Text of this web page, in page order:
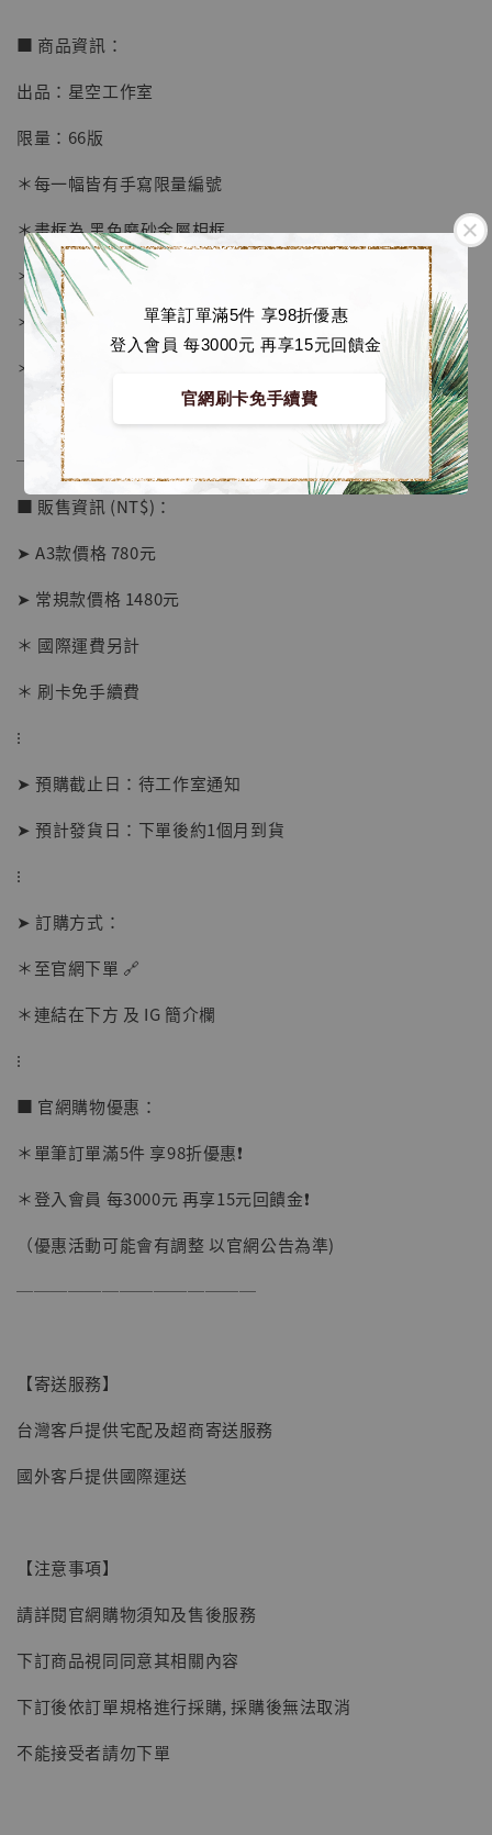
單筆訂單滿5件 享98折優惠
登入會員 每3000元 再享15元回饋金
官網刷卡免手續費
【店內現貨】海賊王 系列蒐藏雕像 布魯克達
【現貨】BJSTUDIO 1/6系列可動蒐藏人偶 讓
NT$ 4,980
NT$ 5,300
■ 商品資訊：
出品：星空工作室
限量：66版
＊每一幅皆有手寫限量編號
＊畫框為 黑色磨砂金屬相框
＊愛普生原裝墨水微噴
＊表面配有防塵透明有機玻璃
＊背面爲黑色防潮背板
──────────────
■ 販售資訊 (NT$)：
➤ A3款價格 780元
➤ 常規款價格 1480元
＊ 國際運費另計
＊ 刷卡免手續費
⁝
➤ 預購截止日：待工作室通知
➤ 預計發貨日：下單後約1個月到貨
⁝
➤ 訂購方式：
＊至官網下單 🔗
＊連結在下方 及 IG 簡介欄
⁝
■ 官網購物優惠：
＊單筆訂單滿5件 享98折優惠❗️
＊登入會員 每3000元 再享15元回饋金❗️
（優惠活動可能會有調整 以官網公告為準)
──────────────
【寄送服務】
台灣客戶提供宅配及超商寄送服務
國外客戶提供國際運送
【注意事項】
請詳閱官網購物須知及售後服務
下訂商品視同同意其相關內容
下訂後依訂單規格進行採購, 採購後無法取消
不能接受者請勿下單